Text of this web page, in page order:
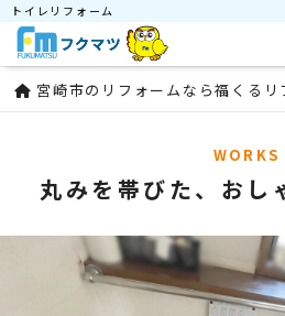
トイレリフォーム
宮崎市のリフォームなら福くる
WORKS
丸みを帯びた、おし